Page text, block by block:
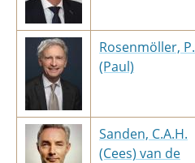
Rosenmöller, P.
(Paul)
Sanden, C.A.H.
(Cees) van de